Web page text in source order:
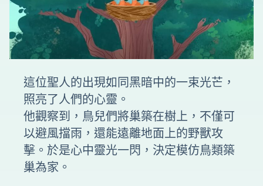
這位聖人的出現如同黑暗中的一束光芒，
照亮了人們的心靈。
他觀察到，鳥兒們將巢築在樹上，不僅可
以避風擋雨，還能遠離地面上的野獸攻
擊。於是心中靈光一閃，決定模仿鳥類築
巢為家。